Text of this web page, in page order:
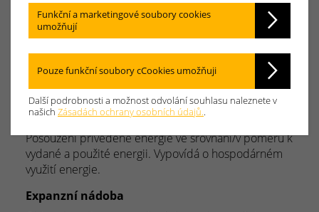
Znečišťující látky
škodlivé pro životní prostředí,
které jsou díky důslednému vývoji v hořákové
technice - společnost Weishaupt je světovým lídrem
na trhu hořáků - sníženy na minimum. Zejména
Emise
oxidů dusíku (jedna z příčin kyselých
dešťů) byly v posledních letech drasticky sníženy.
Energetická bilance
Posouzení přivedené energie ve srovnání/v poměru k
vydané a použité energii. Vypovídá o hospodárném
využití energie.
Expanzní nádoba
Funkční a marketingové soubory cookies
umožňují
Pouze funkční soubory cCookies umožňuji
Další podrobnosti a možnost odvolání souhlasu naleznete v
našich Zásadách ochrany osobních údajů..